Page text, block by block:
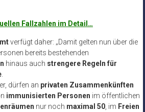
Fallzahlen im Detail…
verfügt daher: „Damit gelten nun über die
bereits bestehenden
hinaus auch strengere Regeln für
.
dürfen an privaten Zusammenkünften
immunisierten Personen im öffentlichen
nur noch maximal 50, im Freien